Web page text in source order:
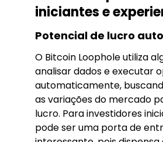
iniciantes e
Potencial de lucro
O Bitcoin Loophole utiliza
analisar dados e executar
automaticamente,
as variações do mercado
lucro. Para investidores
pode ser uma porta de